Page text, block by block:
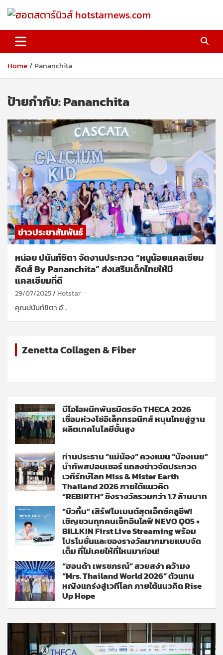
ฮอตสตาร์นิวส์ hotstarnews.com
Home Pananchita
ป้ายกำกับ:Pananchita
ข่าวประชาสัมพันธ์
หน่อย ปนันท์ชิตา จัดงานประกวด “หนูน้อยแคลเซียม
คิดส์ By Pananchita” ส่งเสริมเด็กไทยให้มี
แคลเซียมที่ดี
29/07/2025 Hotstar
คุณปนันท์ชิตา อั…
Zenetta Collagen & Fiber
บีโอไอผนึกพันธมิตรจัด THECA 2026
เชื่อมห่วงโซ่อิเล็กทรอนิกส์ หนุนไทยสู่ฐาน
ผลิตเทคโนโลยีขั้นสูง
ท่านประธาน “แม่น้อง” ควงแขน “น้องเนย”
นำทัพสปอนเซอร์ แถลงข่าวจัดประกวด
เวทีรักษ์โลก Miss & Mister Earth
Thailand 2026 ภายใต้แนวคิด
“REBIRTH” ชิงรางวัลรวมกว่า 1.7 ล้านบาท
“บิวกิ้น” เสิร์ฟโมเมนต์สุดเอ็กซ์คลูซีฟ!
เชิญชวนทุกคนเช็กอินไลฟ์ NEVO Q05 ×
BILLKIN First Live Streaming พร้อม
โปรโมชั่นและของรางวัลมากมายแบบจัด
เต็ม ที่ไม่เคยให้ที่ไหนมาก่อน!
“ฮอนด้า เพรชภรณ์” สวยสง่า คว้ามง
“Mrs. Thailand World 2026” ตัวแทน
หญิงแกร่งสู่เวทีโลก ภายใต้แนวคิด Rise
Up Hope